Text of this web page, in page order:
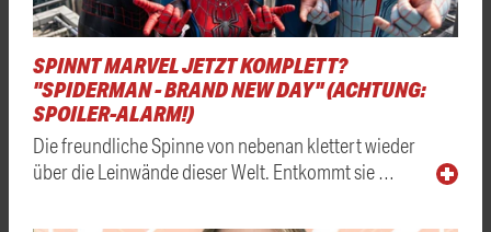
SPINNT MARVEL JETZT KOMPLETT?
"SPIDERMAN - BRAND NEW DAY" (ACHTUNG:
SPOILER-ALARM!)
Die freundliche Spinne von nebenan klettert wieder
über die Leinwände dieser Welt. Entkommt sie …